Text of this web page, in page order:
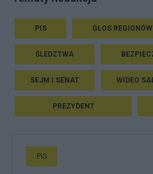
PIS GŁOS REGIONÓW
ŚLEDZTWA
SEJM I SENAT WIDEO
PREZYDENT
PiS